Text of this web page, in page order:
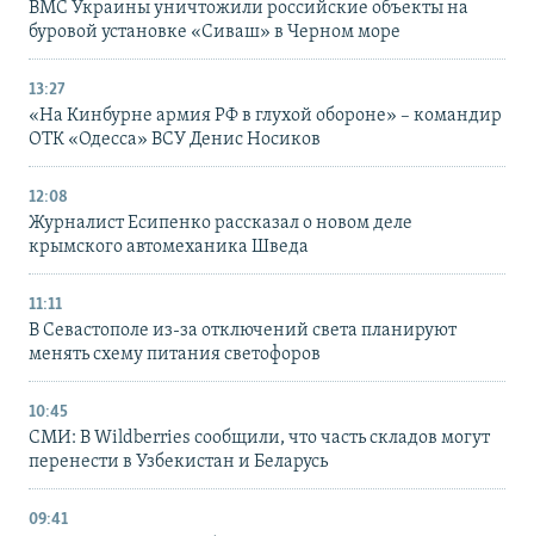
ВМС Украины уничтожили российские объекты на
буровой установке «Сиваш» в Черном море
13:27
«На Кинбурне армия РФ в глухой обороне» – командир
ОТК «Одесса» ВСУ Денис Носиков
12:08
Журналист Есипенко рассказал о новом деле
крымского автомеханика Шведа
11:11
В Севастополе из-за отключений света планируют
менять схему питания светофоров
10:45
СМИ: В Wildberries сообщили, что часть складов могут
перенести в Узбекистан и Беларусь
09:41